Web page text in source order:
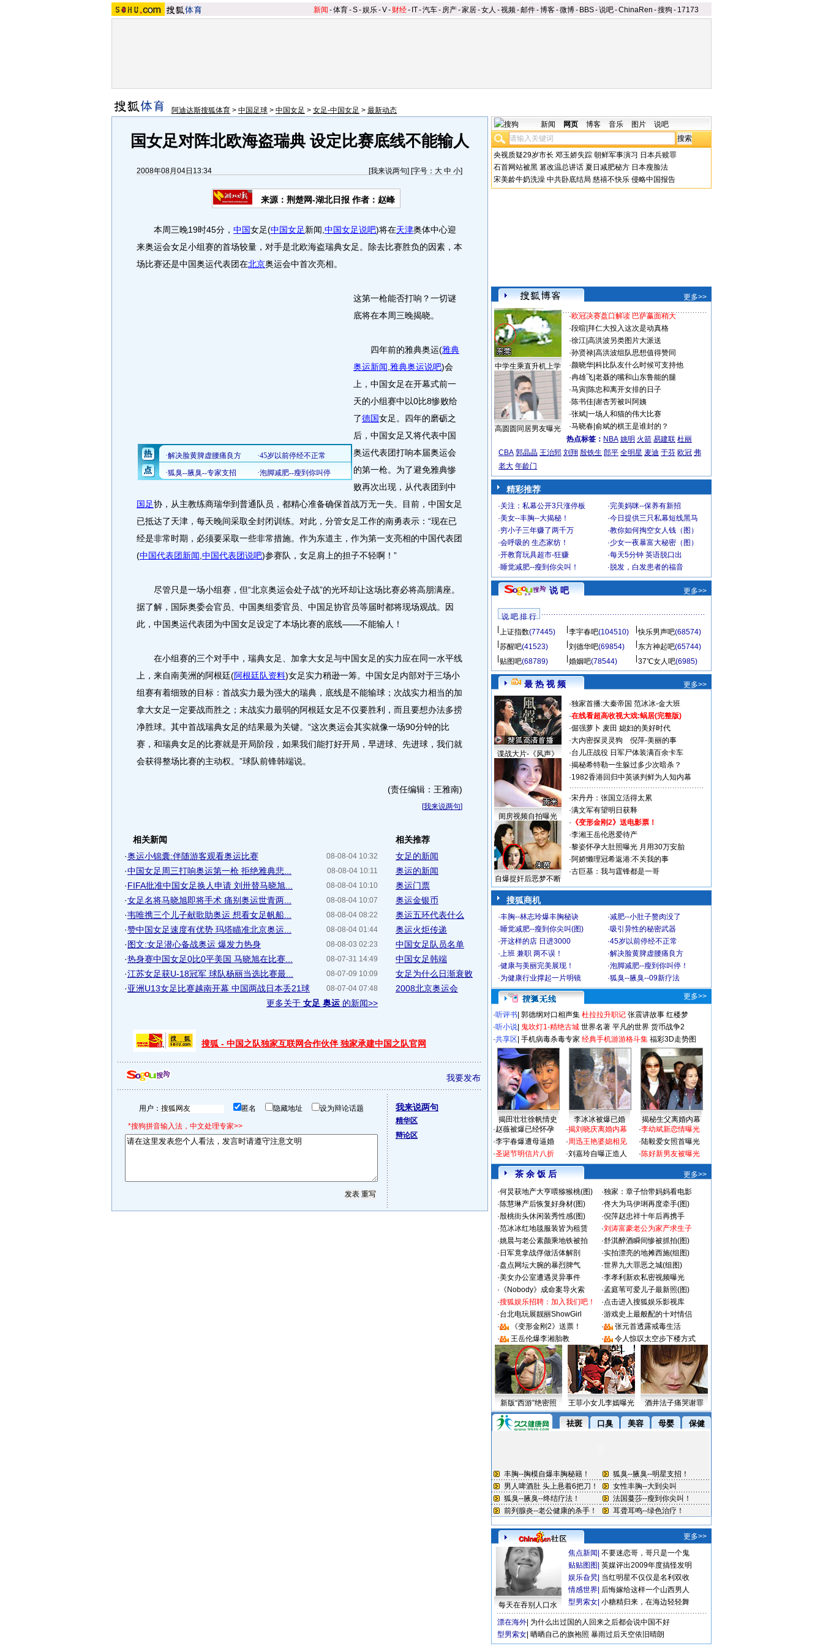
新闻 -体育-S-娱乐-V- 财经- IT-汽车- 房产-家居-女人 -视频-邮件-博客-微博- BBS-说吧-ChinaRen -搜狗 - 17173
阿迪达斯搜狐体育 > 中国足球 > 中国女足 > 女足-中国女足 > 最新动态
国女足对阵北欧海盗瑞典 设定比赛底线不能输人
2008年08月04日13:34 [我来说两句] [字号： 大 中 小]
来源：荆楚网-湖北日报 作者：赵峰
本周三晚19时45分， 中国女足(中国女足新闻, 中国女足说吧)将在天津奥体中心迎
来奥运会女足小组赛的首场较量，对手是北欧海盗瑞典女足。除去比赛胜负的因素，本
场比赛还是中国奥运代表团在北京奥运会中首次亮相。
这第一枪能否打响？一切谜
底将在本周三晚揭晓。
四年前的雅典奥运(雅典
奥运新闻 雅典奥运说吧)会
上，中国女足在开幕式前一
天的小组赛中以0比8惨败给
了德国女足。四年的磨砺之
后，中国女足又将代表中国
奥运代表团打响本届奥运会
的第一枪。为了避免雅典惨
败再次出现，从代表团到中
国足协，从主教练商瑞华到普通队员，都精心准备确保首战万无一失。目前，中国女足
已抵达了天津，每天晚间采取全封闭训练。对此，分管女足工作的南勇表示：“现在已
经是非常时期，必须要采取一些非常措施。作为东道主，作为第一支亮相的中国代表团
(中国代表团新闻 中国代表团说吧)参赛队，女足肩上的担子不轻啊！”
尽管只是一场小组赛，但“北京奥运会处子战”的光环却让这场比赛必将高朋满座。
据了解，国际奥委会官员、中国奥组委官员、中国足协官员等届时都将现场观战。因
此，中国奥运代表团为中国女足设定了本场比赛的底线——不能输人！
在小组赛的三个对手中，瑞典女足、加拿大女足与中国女足的实力应在同一水平线
上，来自南美洲的阿根廷(阿根廷队资料)女足实力稍逊一筹。中国女足内部对于三场小
组赛有着细致的目标：首战实力最为强大的瑞典，底线是不能输球；次战实力相当的加
拿大女足一定要战而胜之；末战实力最弱的阿根廷女足不仅要胜利，而且要想办法多捞
净胜球。其中首战瑞典女足的结果最为关键。“这次奥运会其实就像一场90分钟的比
赛，和瑞典女足的比赛就是开局阶段，如果我们能打好开局，早进球、先进球，我们就
会获得整场比赛的主动权。”球队前锋韩端说。
(责任编辑：王雅南)
[我来说两句]
相关新闻
08-08-04 10:32
·奥运小锦囊:伴随游客观看奥运比赛
08-08-04 10:11
·中国女足周三打响奥运第一枪 拒绝雅典悲...
08-08-04 10:10
·FIFA批准中国女足换人申请 刘卅替马晓旭...
08-08-04 10:07
·女足名将马晓旭即将手术 痛别奥运世青两...
08-08-04 08:22
·韦唯携三个儿子献歌助奥运 想看女足帆船...
08-08-04 01:44
·赞中国女足速度有优势 玛塔瞄准北京奥运...
08-08-03 02:23
·图文:女足潜心备战奥运 爆发力热身
08-07-31 14:49
·热身赛中国女足0比0平美国 马晓旭在比赛...
08-07-09 10:09
·江苏女足获U-18冠军 球队杨丽当选比赛最...
08-07-04 07:48
·亚洲U13女足比赛越南开幕 中国两战日本丢21球
更多关于 女足 奥运 的新闻>>
相关推荐
女足的新闻
奥运的新闻
奥运门票
奥运金银币
奥运五环代表什么
奥运火炬传递
中国女足队员名单
中国女足韩端
女足为什么日渐衰败
2008北京奥运会
搜狐 - 中国之队独家互联网合作伙伴 独家承建中国之队官网
我要发布
用户： 匿名 隐藏地址 设为辩论话题
*搜狗拼音输入法，中文处理专家>>
我来说两句
精华区
辩论区
新闻 网页 博客 音乐 图片 说吧
央视质疑29岁市长 邓玉娇失踪 朝鲜军事演习 日本兵赎罪
石首网站被黑 篡改温总讲话 夏日减肥秘方 日本瘦脸法
宋美龄牛奶洗澡 中共卧底结局 慈禧不快乐 侵略中国报告
更多>>
中学生乘直升机上学
高圆圆同居男友曝光
·欧冠决赛盘口解读 巴萨赢面稍大
·段暄 拜仁大投入这次是动真格
·徐江| 高洪波另类图片大派送
·孙贤禄| 高洪波组队思想值得赞同
·颜晓华| 科比队友什么时候可支持他
·冉雄飞| 老聂的嘴和山东鲁能的腿
·马寅| 陈忠和离开女排的日子
·陈书佳| 谢杏芳被叫阿姨
·张斌| 一场人和猫的伟大比赛
·马晓春| 俞斌的棋王是谁封的？
热点标签： NBA 姚明 火箭 易建联 杜丽
CBA 郭晶晶 王治郅 刘翔 殷铁生 郎平 全明星 麦迪 于芬 欧冠 弗
老大 年龄门
精彩推荐
·关注：私幕公开3只涨停板 ·完美妈咪--保养有新招
·美女--丰胸--大揭秘！ ·今日提供三只私幕短线黑马
·穷小子三年赚了两千万 ·教你如何掏空女人钱（图）
·会呼吸的 生态家纺！ ·少女一夜暴富大秘密（图）
·开教育玩具超市-狂赚 ·每天5分钟 英语脱口出
·睡觉减肥--瘦到你尖叫！ · 脱发，白发患者的福音
说 吧 更多>>
说 吧 排 行
上证指数(77445) 李宇春吧(104510) 快乐男声吧(68574)
苏醒吧(41523) 刘德华吧(69854) 东方神起吧(65744)
贴图吧(68789) 婚姻吧(78544) 37℃女人吧(6985)
最 热 视 频 更多>>
谍战大片-《风声》
闺房视频自拍曝光
自爆捉奸后恶梦不断
·独家首播:大秦帝国 范冰冰-金大班
·在线看超高收视大戏:蜗居(完整版)
·倔强萝卜 麦田 媳妇的美好时代
·大内密探灵灵狗
倪萍-美丽的事
·台儿庄战役 日军尸体装满百余卡车
·揭秘希特勒一生躲过多少次暗杀？
·1982香港回归中英谈判鲜为人知内幕
·宋丹丹：张国立活得太累
·满文军有望明日获释
· 《变形金刚2》送电影票！
·李湘王岳伦恩爱待产
·黎姿怀孕大肚照曝光 月用30万安胎
·阿娇懒理冠希返港:不关我的事
·古巨基：我与霆锋都是一哥
搜狐商机
·丰胸--林志玲爆丰胸秘诀 ·减肥--小肚子赘肉没了
·睡觉减肥--瘦到你尖叫(图) ·吸引异性的秘密武器
·开这样的店 日进3000 ·45岁以前停经不正常
·上班 兼职 两不误！ ·解决脸黄脾虚腰痛良方
·健康与美丽完美展现！ ·泡脚减肥--瘦到你叫停！
·为健康行业撑起一片明镜 ·狐臭--腋臭--09新疗法
更多>>
·听评书 郭德纲对口相声集 杜拉拉升职记 张震讲故事 红楼梦
·听小说 鬼吹灯1-精绝古城 世界名著 平凡的世界 货币战争2
·共享区 手机病毒杀毒专家 经典手机游游格斗集 福彩3D走势图
揭田壮壮徐帆情史 李冰冰被爆已婚
揭秘生父离婚内幕
·赵薇被爆已经怀孕
·李宇春爆遭母逼婚
·圣诞节明信片八折
·揭刘晓庆离婚内幕
·周迅王艳婆媳相见
·刘嘉玲自曝正造人
·李幼斌新恋情曝光
·陆毅爱女照首曝光
·陈好新男友被曝光
茶 余 饭 后
更多>>
·何炅获地产大亨喂猕猴桃(图) ·独家：章子怡带妈妈看电影
·陈慧琳产后恢复好身材(图) ·佟大为马伊琍再度牵手(图)
·殷桃街头休闲装秀性感(图) ·倪萍赵忠祥十年后再携手
·范冰冰红地毯服装皆为租赁 ·刘涛富豪老公为家产求生子
·姚晨与老公素颜乘地铁被拍 ·舒淇醉酒瞬间惨被抓拍(图)
· 日军竟拿战俘做活体解剖 ·实拍漂亮的地摊西施(组图)
·盘点网坛大腕的暴烈脾气 ·世界九大罪恶之城(组图)
·美女办公室遭遇灵异事件 ·李孝利新欢私密视频曝光
· 《Nobody》成命案导火索 ·孟庭苇可爱儿子最新照(图)
·搜狐娱乐招聘：加入我们吧！ ·点击进入搜狐娱乐影视库
·台北电玩展靓丽ShowGirl ·游戏史上最般配的十对情侣
·
《变形金刚2》送票！ ·
张元首透露戒毒生活
·
王岳伦爆李湘胎教 · 令人惊叹太空步下楼方式
新版“西游”绝密照 王菲小女儿李嫣曝光 酒井法子痛哭谢罪
更多>>
每天在吞别人口水
焦点新闻 不要迷恋哥，哥只是一个鬼
贴贴图图 英媒评出2009年度搞怪发明
娱乐旮旯 当红明星不仅仅是名利双收
情感世界 后悔嫁给这样一个山西男人
型男索女 小糖精归来，在海边轻轻舞
漂在海外 为什么出过国的人回来之后都会说中国不好
型男索女 晒晒自己的旗袍照 暴雨过后天空依旧晴朗